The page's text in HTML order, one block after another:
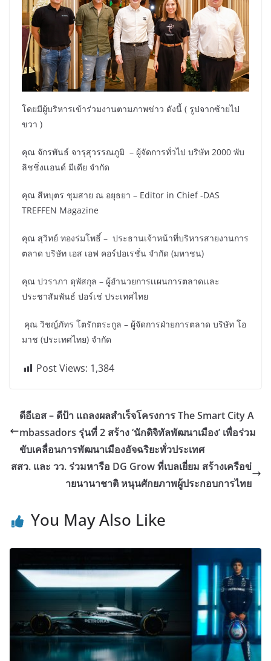
โดยมีผู้บริหารเข้าร่วมงานตามภาพข่าว ดังนี้ ( รูปจากซ้ายไป
ขวา )
คุณ จักรพันธ์ จารุสุวรรณภูมิ – ผู้จัดการทั่วไป บริษัท 2000 พับ
ลิชชิ่งเเอนด์ มีเดีย จำกัด
คุณ สีหบุตร ชุมสาย ณ อยุธยา – Editor in Chief -DAS
TREFFEN Magazine
คุณ สุวิทย์ ทองร่มโพธิ์ – ประธานเจ้าหน้าที่บริหารสายงานการ
ตลาด บริษัท เอส เอฟ คอร์ปอเรชั่น จำกัด (มหาชน)
คุณ ปวราภา ดุพัสกุล – ผู้อำนวยการเเผนการตลาดเเละ
ประชาสัมพันธ์ ปอร์เช่ ประเทศไทย
คุณ วิชญ์ภัทร โตรักตระกูล – ผู้จัดการฝ่ายการตลาด บริษัท โอ
มาช (ประเทศไทย) จำกัด
Post Views: 1,384
ดีอีเอส – ดีป้า แถลงผลสำเร็จโครงการ The Smart City A
mbassadors รุ่นที่ 2 สร้าง ‘นักดิจิทัลพัฒนาเมือง’ เพื่อร่วม
ขับเคลื่อนการพัฒนาเมืองอัจฉริยะทั่วประเทศ
สสว. และ วว. ร่วมหารือ DG Grow ที่เบลเยี่ยม สร้างเครือข่
ายนานาชาติ หนุนศักยภาพผู้ประกอบการไทย
You May Also Like